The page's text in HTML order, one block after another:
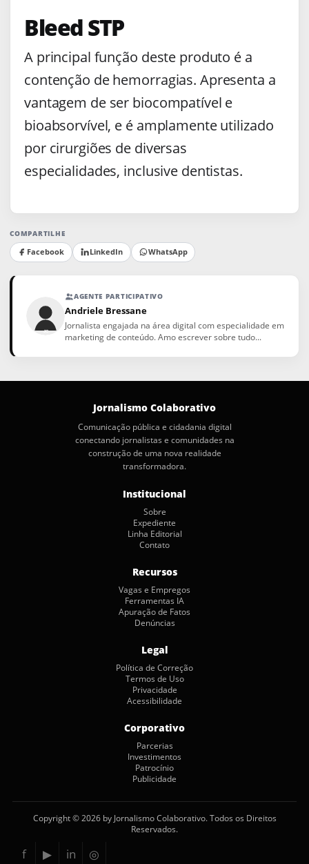
Bleed STP
A principal função deste produto é a
contenção de hemorragias. Apresenta a
vantagem de ser biocompatível e
bioabsorvível, e é amplamente utilizado
por cirurgiões de diversas
especialidades, inclusive dentistas.
COMPARTILHE
Facebook LinkedIn WhatsApp
AGENTE PARTICIPATIVO
Andriele Bressane
Jornalista engajada na área digital com especialidade em
marketing de conteúdo. Amo escrever sobre tudo...
Jornalismo Colaborativo
Comunicação pública e cidadania digital
conectando jornalistas e comunidades na
construção de uma nova realidade
transformadora.
Institucional
Sobre
Expediente
Linha Editorial
Contato
Recursos
Vagas e Empregos
Ferramentas IA
Apuração de Fatos
Denúncias
Legal
Política de Correção
Termos de Uso
Privacidade
Acessibilidade
Corporativo
Parcerias
Investimentos
Patrocínio
Publicidade
Copyright © 2026 by Jornalismo Colaborativo. Todos os Direitos
Reservados.
f ▶ in ◎